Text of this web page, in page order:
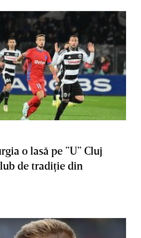
o lasă pe ”U” Cluj
de tradiţie din